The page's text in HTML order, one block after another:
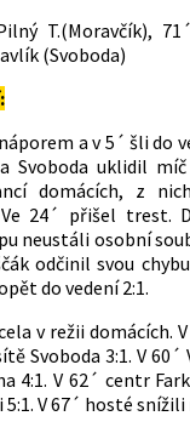
T.(Moravčík),
(Svoboda)
a v 5´ šli do
Svoboda uklidil
domácích, z
24´ přišel trest.
neustáli osobní
odčinil svou
do vedení 2:1.
v režii domácích.
Svoboda 3:1. V
4:1. V 62´ centr
V 67´ hosté snížili